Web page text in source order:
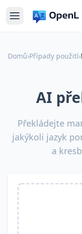
Domů›Případy použití›
AI
Překládejte
jakýkoli jazyk
a